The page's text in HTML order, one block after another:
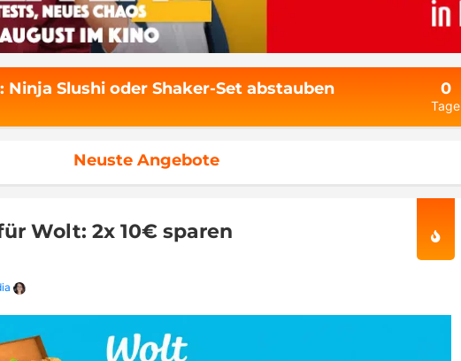
Ninja Slushi oder Shaker-Set abstauben 0
Tage
Neuste Angebote
Wolt: 2x 10€ sparen